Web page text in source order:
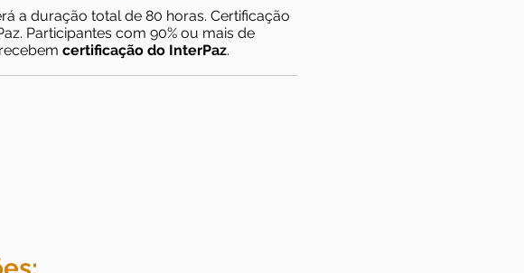
a duração total de 80 horas. Certificação
Participantes com 90% ou mais de
certificação do InterPaz.